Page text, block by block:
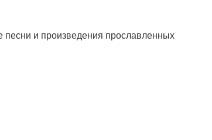
и произведения прославленных